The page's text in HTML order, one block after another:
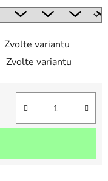
Zvolte variantu
Zvolte variantu